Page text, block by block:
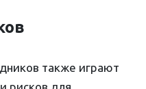
также играют